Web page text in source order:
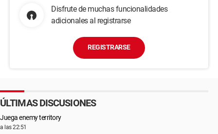
Disfrute de muchas funcionalidades
adicionales al registrarse
REGISTRARSE
ÚLTIMAS DISCUSIONES
Juega enemy territory
a las 22:51